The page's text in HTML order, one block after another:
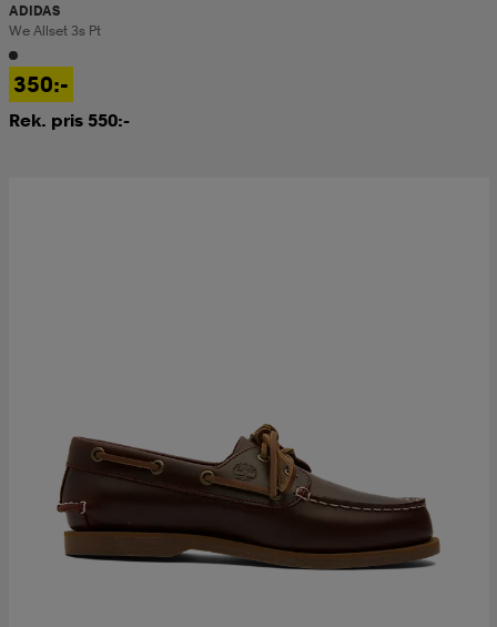
ADIDAS
We Allset 3s Pt
350:-
Rek. pris 550:-